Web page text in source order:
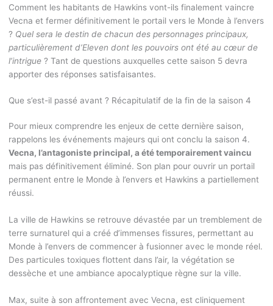
Comment les habitants de Hawkins vont-ils finalement vaincre
Vecna et fermer définitivement le portail vers le Monde à l’envers
? Quel sera le destin de chacun des personnages principaux,
particulièrement d’Eleven dont les pouvoirs ont été au cœur de
l’intrigue? Tant de questions auxquelles cette saison 5 devra
apporter des réponses satisfaisantes.
Que s’est-il passé avant ? Récapitulatif de la fin de la saison 4
Pour mieux comprendre les enjeux de cette dernière saison,
rappelons les événements majeurs qui ont conclu la saison 4.
Vecna, l’antagoniste principal, a été temporairement vaincu
mais pas définitivement éliminé. Son plan pour ouvrir un portail
permanent entre le Monde à l’envers et Hawkins a partiellement
réussi.
La ville de Hawkins se retrouve dévastée par un tremblement de
terre surnaturel qui a créé d’immenses fissures, permettant au
Monde à l’envers de commencer à fusionner avec le monde réel.
Des particules toxiques flottent dans l’air, la végétation se
dessèche et une ambiance apocalyptique règne sur la ville.
Max, suite à son affrontement avec Vecna, est cliniquement